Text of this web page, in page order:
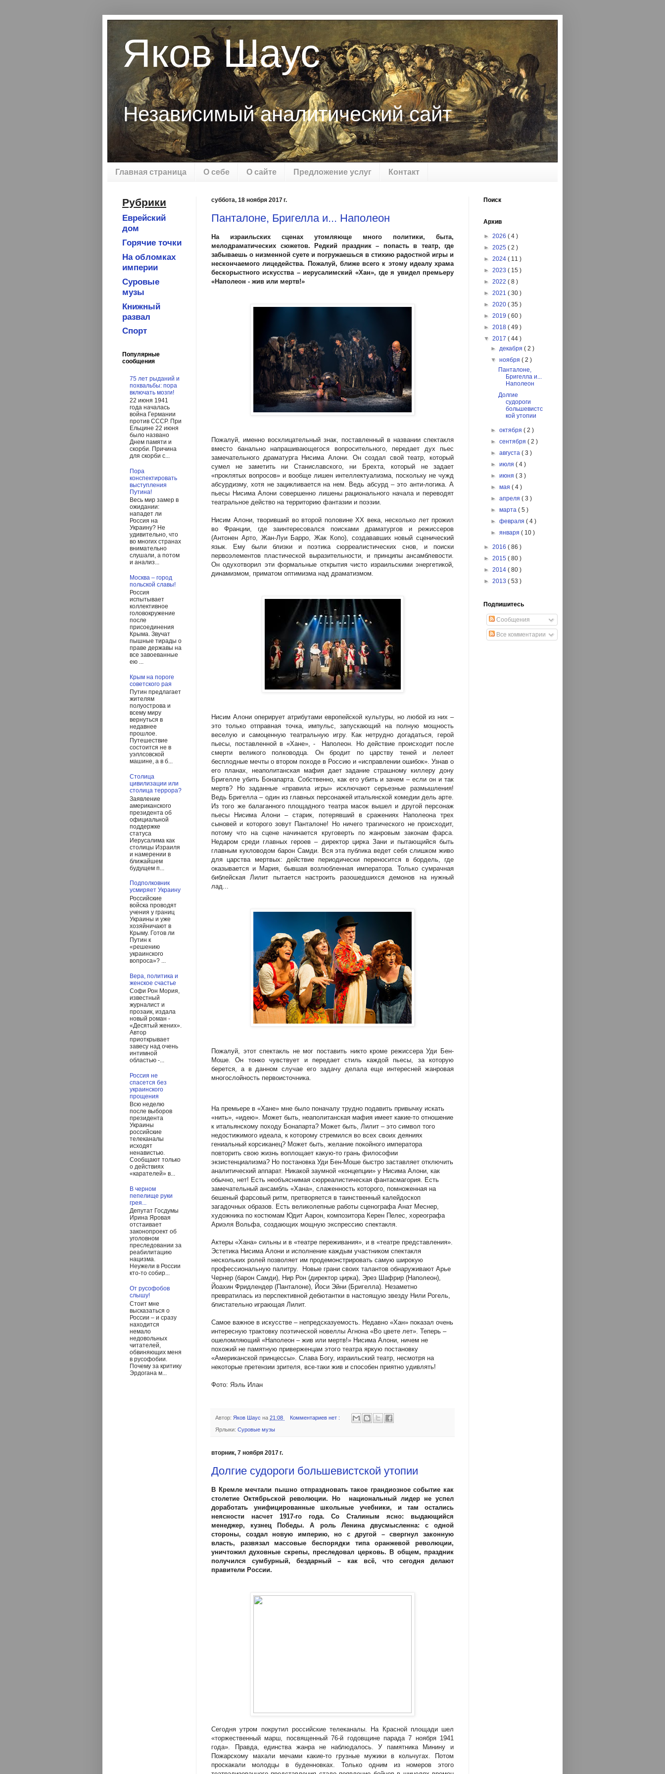
Яков Шаус
Независимый аналитический сайт
Главная страница О себе О сайте Предложение услуг Контакт
суббота, 18 ноября 2017 г.
Панталоне, Бригелла и... Наполеон
На израильских сценах утомляюще много политики, быта,
мелодраматических сюжетов. Редкий праздник – попасть в театр, где
забываешь о низменной суете и погружаешься в стихию радостной игры и
нескончаемого лицедейства. Пожалуй, ближе всего к этому идеалу храма
бескорыстного искусства – иерусалимский «Хан», где я увидел премьеру
«Наполеон - жив или мертв!»
Пожалуй, именно восклицательный знак, поставленный в названии спектакля
вместо банально напрашивающегося вопросительного, передает дух пьес
замечательного драматурга Нисима Алони. Он создал свой театр, который
сумел не заметить ни Станиславского, ни Брехта, который не задает
«проклятых вопросов» и вообще лишен интеллектуализма, поскольку не чужд
абсурдизму, хотя не зацикливается на нем. Ведь абсурд – это анти-логика. А
пьесы Нисима Алони совершенно лишены рационального начала и переводят
театральное действо на территорию фантазии и поэзии.
Нисим Алони, творивший во второй половине ХХ века, несколько лет прожил
во Франции, где заинтересовался поисками драматургов и режиссеров
(Антонен Арто, Жан-Луи Барро, Жак Копо), создававших новый сценический
язык. Ему были близки и поэтика сюрреалистических снов, и поиски
первоэлементов пластической выразительности, и принципы ансамблевости.
Он одухотворил эти формальные открытия чисто израильскими энергетикой,
динамизмом, приматом оптимизма над драматизмом.
Нисим Алони оперирует атрибутами европейской культуры, но любой из них –
это только отправная точка, импульс, запускающий на полную мощность
веселую и самоценную театральную игру. Как нетрудно догадаться, герой
пьесы, поставленной в «Хане», -
Наполеон. Но действие происходит после
смерти великого полководца. Он бродит по царству теней и лелеет
бесплодные мечты о втором походе в Россию и «исправлении ошибок». Узнав о
его планах, неаполитанская мафия дает задание страшному киллеру дону
Бригелле убить Бонапарта. Собственно, как его убить и зачем – если он и так
мертв? Но заданные «правила игры» исключают серьезные размышления!
Ведь Бригелла – один из главных персонажей итальянской комедии дель арте.
Из того же балаганного площадного театра масок вышел и другой персонаж
пьесы Нисима Алони – старик, потерявший в сражениях Наполеона трех
сыновей и которого зовут Панталоне! Но ничего трагического не происходит,
потому что на сцене начинается круговерть по жанровым законам фарса.
Недаром среди главных героев – директор цирка Зани и пытающийся быть
главным кукловодом барон Самди. Вся эта публика ведет себя слишком живо
для царства мертвых: действие периодически переносится в бордель, где
оказывается и Мария, бывшая возлюбленная императора. Только сумрачная
библейская Лилит пытается настроить разошедшихся демонов на нужный
лад...
Пожалуй, этот спектакль не мог поставить никто кроме режиссера Уди Бен-
Моше. Он тонко чувствует и передает стиль каждой пьесы, за которую
берется, а в данном случае его задачу делала еще интересней жанровая
многослойность первоисточника.
На премьере в «Хане» мне было поначалу трудно подавить привычку искать
«нить», «идею». Может быть, неаполитанская мафия имеет какие-то отношение
к итальянскому походу Бонапарта? Может быть, Лилит – это символ того
недостижимого идеала, к которому стремился во всех своих деяниях
гениальный корсиканец? Может быть, желание покойного императора
повторить свою жизнь воплощает какую-то грань философии
экзистенциализма? Но постановка Уди Бен-Моше быстро заставляет отключить
аналитический аппарат. Никакой заумной «концепции» у Нисима Алони, как
обычно, нет! Есть необъяснимая сюрреалистическая фантасмагория. Есть
замечательный ансамбль «Хана», слаженность которого, помноженная на
бешеный фарсовый ритм, претворяется в таинственный калейдоскоп
загадочных образов. Есть великолепные работы сценографа Анат Меснер,
художника по костюмам Юдит Аарон, композитора Керен Пелес, хореографа
Ариэля Вольфа, создающих мощную экспрессию спектакля.
Актеры «Хана» сильны и в «театре переживания», и в «театре представления».
Эстетика Нисима Алони и исполнение каждым участником спектакля
нескольких ролей позволяет им продемонстрировать самую широкую
профессиональную палитру.
Новые грани своих талантов обнаруживают Арье
Чернер (барон Самди), Нир Рон (директор цирка), Эрез Шафрир (Наполеон),
Йоахин Фридлендер (Панталоне), Йоси Эйни (Бригелла). Незаметно
превратилась из перспективной дебютантки в настоящую звезду Нили Рогель,
блистательно играющая Лилит.
Самое важное в искусстве – непредсказуемость. Недавно «Хан» показал очень
интересную трактовку поэтической новеллы Агнона «Во цвете лет». Теперь –
ошеломляющий «Наполеон – жив или мертв!» Нисима Алони, ничем не
похожий не памятную приверженцам этого театра яркую постановку
«Американской принцессы». Слава Богу, израильский театр, несмотря на
некоторые претензии зрителя, все-таки жив и способен приятно удивлять!
Фото: Яэль Илан
Автор: Яков Шаус на 21:08 Комментариев нет :
Ярлыки: Суровые музы
вторник, 7 ноября 2017 г.
Долгие судороги большевистской утопии
В Кремле мечтали пышно отпраздновать такое грандиозное событие как
столетие Октябрьской революции. Но национальный лидер не успел
доработать унифицированные школьные учебники, и там остались
неясности насчет 1917-го года. Со Сталиным ясно: выдающийся
менеджер, кузнец Победы. А роль Ленина двусмысленна: с одной
стороны, создал новую империю, но с другой – свергнул законную
власть, развязал массовые беспорядки типа оранжевой революции,
уничтожил духовные скрепы, преследовал церковь. В общем, праздник
получился сумбурный, бездарный – как всё, что сегодня делают
правители России.
Сегодня утром покрутил российские телеканалы. На Красной площади шел
«торжественный марш, посвященный 76-й годовщине парада 7 ноября 1941
года». Правда, единства жанра не наблюдалось. У памятника Минину и
Пожарскому махали мечами какие-то грузные мужики в кольчугах. Потом
проскакали молодцы в буденновках. Только одним из номеров этого
Рубрики
Еврейский
дом
Горячие точки
На обломках
империи
Суровые
музы
Книжный
развал
Спорт
Популярные
сообщения
75 лет рыданий и
похвальбы: пора
включать мозги!
22 июня 1941
года началась
война Германии
против СССР. При
Ельцине 22 июня
было названо
Днем памяти и
скорби. Причина
для скорби с...
Пора
конспектировать
выступления
Путина!
Весь мир замер в
ожидании:
нападет ли
Россия на
Украину? Не
удивительно, что
во многих странах
внимательно
слушали, а потом
и анализ...
Москва – город
польской славы!
Россия
испытывает
коллективное
головокружение
после
присоединения
Крыма. Звучат
пышные тирады о
праве державы на
все завоеванные
ею ...
Крым на пороге
советского рая
Путин предлагает
жителям
полуострова и
всему миру
вернуться в
недавнее
прошлое.
Путешествие
состоится не в
уэллсовской
машине, а в б...
Столица
цивилизации или
столица террора?
Заявление
американского
президента об
официальной
поддержке
статуса
Иерусалима как
столицы Израиля
и намерении в
ближайшем
будущем п...
Подполковник
усмиряет Украину
Российские
войска проводят
учения у границ
Украины и уже
хозяйничают в
Крыму. Готов ли
Путин к
«решению
украинского
вопроса»? ...
Вера, политика и
женское счастье
Софи Рон Мория,
известный
журналист и
прозаик, издала
новый роман -
«Десятый жених».
Автор
приоткрывает
завесу над очень
интимной
областью -...
Россия не
спасется без
украинского
прощения
Всю неделю
после выборов
президента
Украины
российские
телеканалы
исходят
ненавистью.
Сообщают только
о действиях
«карателей» в...
В черном
пепелище руки
грея...
Депутат Госдумы
Ирина Яровая
отстаивает
законопроект об
уголовном
преследовании за
реабилитацию
нацизма.
Неужели в России
кто-то собир...
От русофобов
слышу!
Стоит мне
высказаться о
России – и сразу
находится
немало
недовольных
читателей,
обвиняющих меня
в русофобии.
Почему за критику
Эрдогана м...
Поиск
Архив
► 2026 ( 4 )
► 2025 ( 2 )
► 2024 ( 11 )
► 2023 ( 15 )
► 2022 ( 8 )
► 2021 ( 30 )
► 2020 ( 35 )
► 2019 ( 60 )
► 2018 ( 49 )
▼ 2017 ( 44 )
►декабря( 2 )
▼ноября( 2 )
Панталоне,
Бригелла и...
Наполеон
Долгие
судороги
большевистс
кой утопии
►октября( 2 )
►сентября( 2 )
►августа( 3 )
►июля( 4 )
►июня( 3 )
►мая( 4 )
►апреля( 3 )
►марта( 5 )
►февраля( 4 )
►января( 10 )
► 2016 ( 86 )
► 2015 ( 80 )
► 2014 ( 80 )
► 2013 ( 53 )
Подпишитесь
Сообщения
Все комментарии